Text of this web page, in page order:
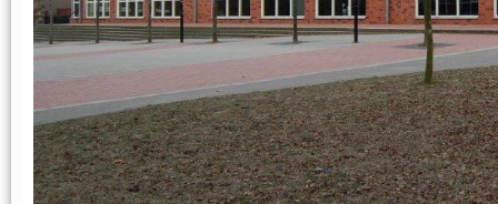
Anfänger
Frauen
Frauen 1 Frauen 2 Frauen 3
Weibliche Jugend
wU20 wU18 wU16 wU14 wU13